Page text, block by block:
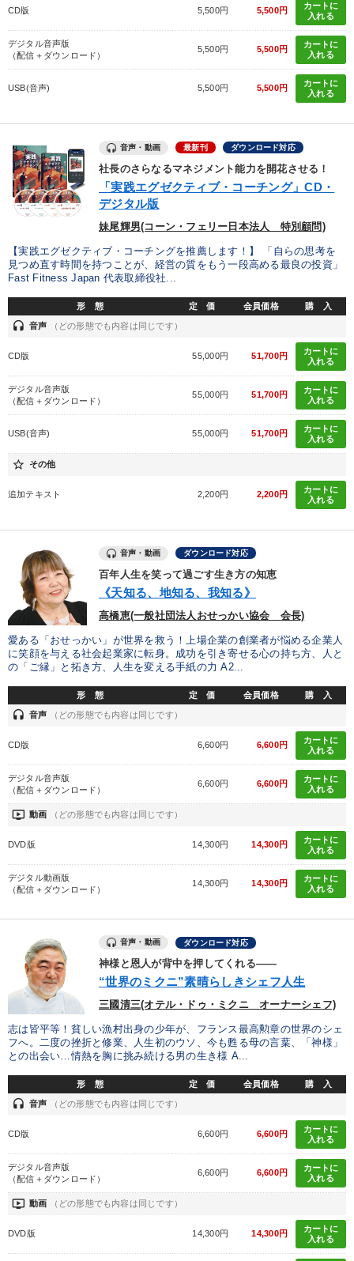
CD版 5,500円 5,500円
カートに
入れる
デジタル音声版
（配信＋ダウンロード）
5,500円 5,500円
カートに
入れる
USB(音声) 5,500円 5,500円
カートに
入れる
音声・動画 最新刊 ダウンロード対応
社長のさらなるマネジメント能力を開花させる！
「実践エグゼクティブ・コーチング」CD・
デジタル版
妹尾輝男(コーン・フェリー日本法人 特別顧問)
【実践エグゼクティブ・コーチングを推薦します！】 「自らの思考を
見つめ直す時間を持つことが、経営の質をもう一段高める最良の投資」
Fast Fitness Japan 代表取締役社...
形 態 定 価 会員価格 購 入
headset 音声 （どの形態でも内容は同じです）
CD版 55,000円 51,700円
カートに
入れる
デジタル音声版
（配信＋ダウンロード）
55,000円 51,700円
カートに
入れる
USB(音声) 55,000円 51,700円
カートに
入れる
star_border その他
追加テキスト 2,200円 2,200円
カートに
入れる
音声・動画 ダウンロード対応
百年人生を笑って過ごす生き方の知恵
《天知る、地知る、我知る》
高橋恵(一般社団法人おせっかい協会 会長)
愛ある「おせっかい」が世界を救う！上場企業の創業者が悩める企業人
に笑顔を与える社会起業家に転身。成功を引き寄せる心の持ち方、人と
の「ご縁」と拓き方、人生を変える手紙の力 A2...
形 態 定 価 会員価格 購 入
headset 音声 （どの形態でも内容は同じです）
CD版 6,600円 6,600円
カートに
入れる
デジタル音声版
（配信＋ダウンロード）
6,600円 6,600円
カートに
入れる
ondemand_video 動画 （どの形態でも内容は同じです）
DVD版 14,300円 14,300円
カートに
入れる
デジタル動画版
（配信＋ダウンロード）
14,300円 14,300円
カートに
入れる
音声・動画 ダウンロード対応
神様と恩人が背中を押してくれる――
“世界のミクニ”素晴らしきシェフ人生
三國清三(オテル・ドゥ・ミクニ オーナーシェフ)
志は皆平等！貧しい漁村出身の少年が、フランス最高勲章の世界のシェ
フへ。二度の挫折と修業、人生初のウソ、今も甦る母の言葉、「神様」
との出会い…情熱を胸に挑み続ける男の生き様 A...
形 態 定 価 会員価格 購 入
headset 音声 （どの形態でも内容は同じです）
CD版 6,600円 6,600円
カートに
入れる
デジタル音声版
（配信＋ダウンロード）
6,600円 6,600円
カートに
入れる
ondemand_video 動画 （どの形態でも内容は同じです）
DVD版 14,300円 14,300円
カートに
入れる